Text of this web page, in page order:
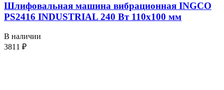
Шлифовальная машина вибрационная INGCO
PS2416 INDUSTRIAL 240 Вт 110х100 мм
В наличии
3811 ₽